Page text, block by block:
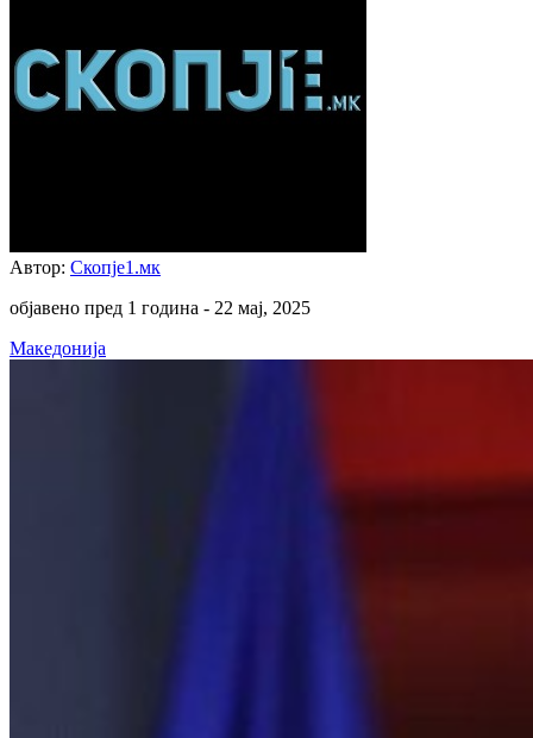
Автор: Скопје1.мк
објавено пред 1 година - 22 мај, 2025
Македонија